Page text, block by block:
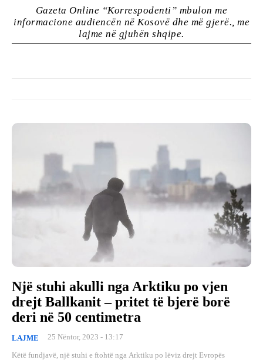
Gazeta Online “Korrespodenti” mbulon me
informacione audiencën në Kosovë dhe më gjerë., me
lajme në gjuhën shqipe.
Një stuhi akulli nga Arktiku po vjen
drejt Ballkanit – pritet të bjerë borë
deri në 50 centimetra
LAJME 25 Nëntor, 2023 - 13:17
Këtë fundjavë, një stuhi e ftohtë nga Arktiku po lëviz drejt Evropës